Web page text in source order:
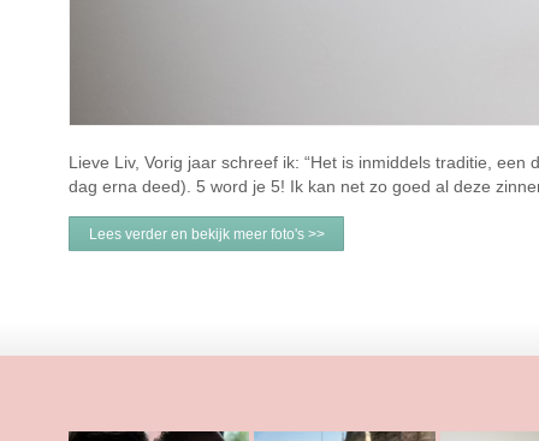
Lieve Liv, Vorig jaar schreef ik: “Het is inmiddels traditie,
dag erna deed). 5 word je 5! Ik kan net zo goed al deze
Lees verder en bekijk meer foto's >>